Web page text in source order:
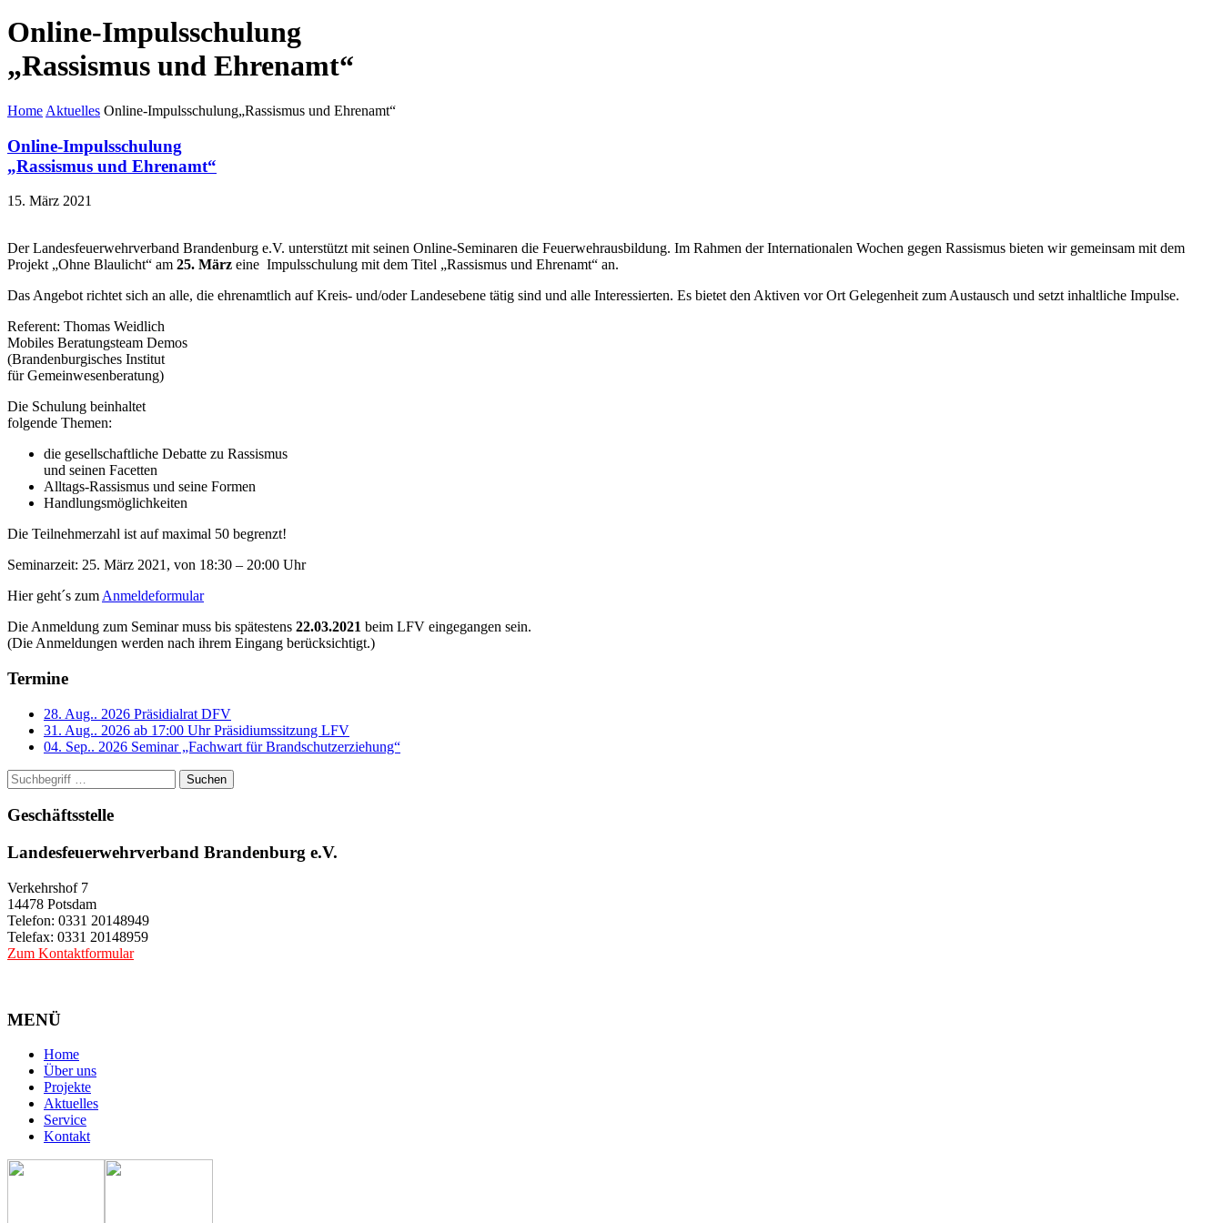
Online-Impulsschulung
„Rassismus und Ehrenamt“
Home Aktuelles Online-Impulsschulung„Rassismus und Ehrenamt“
Online-Impulsschulung
„Rassismus und Ehrenamt“
15. März 2021
Der Landesfeuerwehrverband Brandenburg e.V. unterstützt mit seinen Online-Seminaren die Feuerwehrausbildung. Im Rahmen der Internationalen Wochen gegen Rassismus bieten wir gemeinsam mit dem
Projekt „Ohne Blaulicht“ am 25. März eine Impulsschulung mit dem Titel „Rassismus und Ehrenamt“ an.
Das Angebot richtet sich an alle, die ehrenamtlich auf Kreis- und/oder Landesebene tätig sind und alle Interessierten. Es bietet den Aktiven vor Ort Gelegenheit zum Austausch und setzt inhaltliche Impulse.
Referent: Thomas Weidlich
Mobiles Beratungsteam Demos
(Brandenburgisches Institut
für Gemeinwesenberatung)
Die Schulung beinhaltet
folgende Themen:
die gesellschaftliche Debatte zu Rassismus
und seinen Facetten
Alltags-Rassismus und seine Formen
Handlungsmöglichkeiten
Die Teilnehmerzahl ist auf maximal 50 begrenzt!
Seminarzeit: 25. März 2021, von 18:30 – 20:00 Uhr
Hier geht´s zum Anmeldeformular
Die Anmeldung zum Seminar muss bis spätestens 22.03.2021 beim LFV eingegangen sein.
(Die Anmeldungen werden nach ihrem Eingang berücksichtigt.)
Termine
28. Aug.. 2026 Präsidialrat DFV
31. Aug.. 2026 ab 17:00 Uhr Präsidiumssitzung LFV
04. Sep.. 2026 Seminar „Fachwart für Brandschutzerziehung“
Suchen
Geschäftsstelle
Landesfeuerwehrverband Brandenburg e.V.
Verkehrshof 7
14478 Potsdam
Telefon: 0331 20148949
Telefax: 0331 20148959
Zum Kontaktformular
MENÜ
Home
Über uns
Projekte
Aktuelles
Service
Kontakt